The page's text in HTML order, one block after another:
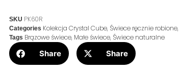
SKU PK60R
Categories Kolekcja Crystal Cube, Świece ręcznie robione,
Tags Brązowe świece, Małe świece, Świece naturalne
Share Share